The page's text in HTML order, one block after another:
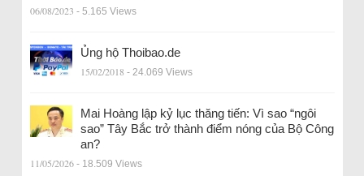
06/08/2023 - 5.165 Views
Ủng hộ Thoibao.de
15/02/2018 - 24.069 Views
Mai Hoàng lập kỷ lục thăng tiến: Vì sao “ngôi
sao” Tây Bắc trở thành điểm nóng của Bộ Công
an?
11/05/2026 - 18.509 Views